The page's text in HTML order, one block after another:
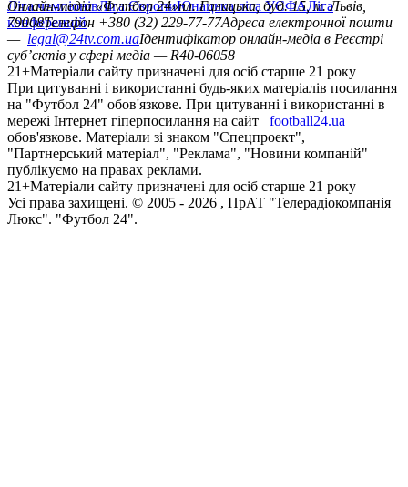
Ліга чемпіонівЛіга ЄвропиЮнацька ліга УЄФАЛіга
конференцій
Онлайн-медіа «Футбол 24»пл. Галицька, буд. 15, м. Львів,
79008Телефон +380 (32) 229-77-77Адреса електронної пошти
— legal@24tv.com.uaІдентифікатор онлайн-медіа в Реєстрі
суб’єктів у сфері медіа — R40-06058
21+Матеріали сайту призначені для осіб старше 21 року
При цитуванні і використанні будь-яких матеріалів посилання
на "Футбол 24" обов'язкове. При цитуванні і використанні в
мережі Інтернет гіперпосилання на сайт
football24.ua
обов'язкове. Матеріали зі знаком "Спецпроект",
"Партнерський матеріал", "Реклама", "Новини компаній"
публікуємо на правах реклами.
21+Матеріали сайту призначені для осіб старше 21 року
Усi права захищенi. © 2005 - 2026 , ПрАТ "Телерадіокомпанія
Люкс". "Футбол 24".